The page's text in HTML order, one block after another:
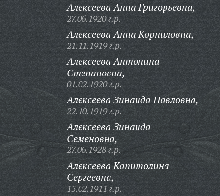
Алексеева Анна Григорьевна,
27.06.1920 г.р.
Алексеева Анна Корниловна,
21.11.1919 г.р.
Алексеева Антонина
Степановна,
01.02.1920 г.р.
Алексеева Зинаида Павловна,
22.10.1919 г.р.
Алексеева Зинаида
Семеновна,
27.06.1928 г.р.
Алексеева Капитолина
Сергеевна,
15.02.1911 г.р.